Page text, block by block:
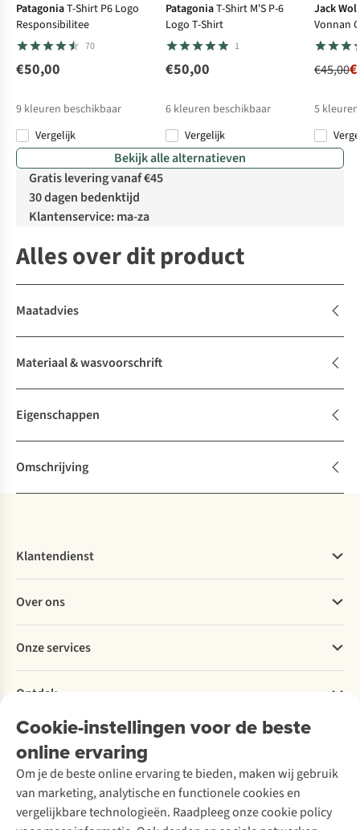
PatagoniaT-Shirt P6 Logo
Responsibilitee
70
€50,00
9 kleuren beschikbaar
Vergelijk
PatagoniaT-Shirt M'S P-6
Logo T-Shirt
1
€50,00
6 kleuren beschikbaar
Vergelijk
Jack
Vonnan
€45,00
5
%
Bekijk alle alternatieven
Gratis levering vanaf €45
30 dagen bedenktijd
Klantenservice: ma-za
Alles over dit product
Maatadvies
Materiaal & wasvoorschrift
Eigenschappen
Omschrijving
Cookie-instellingen voor de beste
online ervaring
Om je de beste online ervaring te bieden, maken wij gebruik
van marketing, analytische en functionele cookies en
vergelijkbare technologieën. Raadpleeg onze cookie policy
Klantendienst
Bestellen
Betalen
Levering
Retourneren
Bestelling herroepen
Garantie
Contact
Over ons
Explore More
Verantwoord ondernemen
Over Ayacucho
Onze winkels
Over A.S.Adventure
Toegankelijkheidsverklaring
Onze services
Ski-onderhoud
Wasservice
Schoenonderhoud
Schoenherstelling
Kledingherstelling
Retouches
Ontdek
A.S.Magazine
Podcast
Explore Academy
Explore Camp
Gear Check
Meld je aan voor de nieuwsbrief